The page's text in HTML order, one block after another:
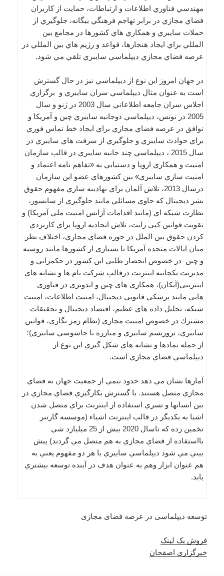
مهندسي فناوري اطلاعات و ارتباطات، حمايت از كاربران
فضاي مجازي در برابر تهاجم فرهنگي بيگانه، جلوگيري از
حملات سايبري و همكاري هاي كشورها در مجامع بين
المللي براي ايجاد هنجارها، قواعد و رژيم هاي بين المللي در
عرصه فضاي مجازي ديپلماسي سايبري تلقي مي شود.
در جهان امروز اين نوع از ديپلماسي نيز در حال گسترش
است به عنوان مثال ديپلماسي سران سايبري و برگزاري
اجلاس سران جامعه اطلاعاتي سال 2003 در ژنو و سال
2005 در تونس، ديپلماسي دوجانبه سايبري چين و آمريكا و
توافق در عرصه فضاي مجازي براي ايجاد خط تماس فوري
براي حوادث سايبري و جلوگيري از سرقت هاي سايبري در
سال 2015 ، ديپلماسي چند جانبه سايبري در قالب سازمان
امنيت و همكاري اروپا و دستيابي به «تفاهم نامه اعتماد و
امنيت سازي سايبري» بين كشورهاي عضو اين سازمان
درسال 2013، تلاش آلمان براي نهادينه سازي مفهوم حقوق
بشر ديجيتال كه حاوي مسائلي مانند جلوگيري از سانسور،
نظارت شبكه اي (مانند اقدامات آژانس امنيت ملي آمريكا) و
تقويت قوانين كپي رايت، تلاش اتحاديه اروپا براي كاربردي
كردن حقوق بين الملل در حوزه فضاي مجازي، اختلاف نظر
ميان ايالات متحده آمريكا با بسياري از كشورها مانند روسيه
و چين در خصوص انحصار طلبي اين كشور در حكمراني و
مديريت يكجانبه اينترنت درقالب شركت نام ها و نشانه هاي
اينترنتي(آيكان)، همكاري هاي چين و اندونزي در فناوري
هايي مانند پزشكي قانوني ديجيتال، امنيت اطلاعات، امنيت
شبكه، تحليل داده هاي عظيم، اقتصاد ديجيتال و تحقيقات
مشترك در خصوص امنيت مجازي (نظام رمز نگاري، قوانين
سايبري، تروريسم سايبري و مبارزه با جاسوسي سايبري)؛
از جمله نمادها و نشانه هاي شكل گيري اين نوع از
ديپلماسي فضاي مجازي است.
آمارها نشان مي دهد حدود نيمي از جمعيت جهان به فضاي
مجازي متصل هستند. با گسترش بكارگيري فضاي مجازي در
بين انسانها و تسري استفاده از اينترنت براي متصل شدن
اشيا به يكديگر در قالب اينترنت اشياء (موسسه گارتنر
تخمين زده كه تاسال 2020 بيش از 25 ميليارد شي
بااستفاده از فضاي مجازي به هم متصل مي گردند) پيش
بيني مي شود ديپلماسي سايبري با هر دو مفهوم يعني به
هم عنوان ابزار وهم به عنوان هدف در آينده توسعه بيشتري
يابد.
توسعه ديپلماسی در عرصه فضای مجازی
فروش بک لینک
خبرگزاری اصفحان